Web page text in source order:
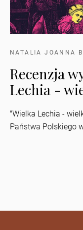
NATALIA JOANNA
Recenzja
Lechia -
"Wielka Lechia -
Państwa Polskiego